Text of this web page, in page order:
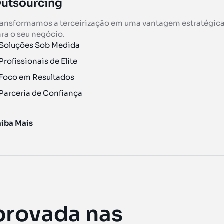
a terceirização em uma vantagem
o seu negócio.
Sob Medida
de Elite
em Resultados
de Confiança
Mais
nas